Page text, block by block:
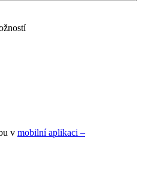
v mobilní aplikaci –